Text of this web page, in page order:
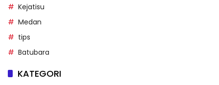
Kejatisu
Medan
tips
Batubara
KATEGORI